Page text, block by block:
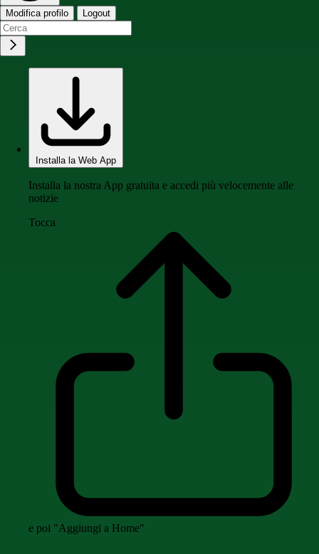
Modifica profilo Logout
Installa la Web App
Installa la nostra App gratuita e accedi più velocemente alle
notizie
Tocca
e poi "Aggiungi a Home"